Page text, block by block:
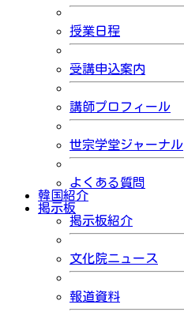
授業日程
受講申込案内
講師プロフィール
世宗学堂ジャーナル
よくある質問
韓国紹介
掲示板
掲示板紹介
文化院ニュース
報道資料